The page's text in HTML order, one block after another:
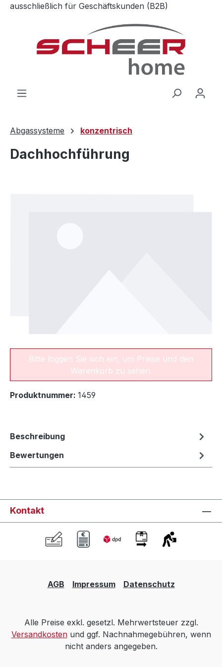
Zum Hauptinhalt springen
ausschließlich für Geschäftskunden (B2B)
Abgassysteme konzentrisch
Dachhochführung
Bitte loggen Sie sich ein, um Preise und den
Warenkorb zu sehen.
Produktnummer: 1459
Beschreibung
Bewertungen
Kontakt
AGB Impressum Datenschutz
Alle Preise exkl. gesetzl. Mehrwertsteuer zzgl.
Versandkostenund ggf. Nachnahmegebühren, wenn
nicht anders angegeben.